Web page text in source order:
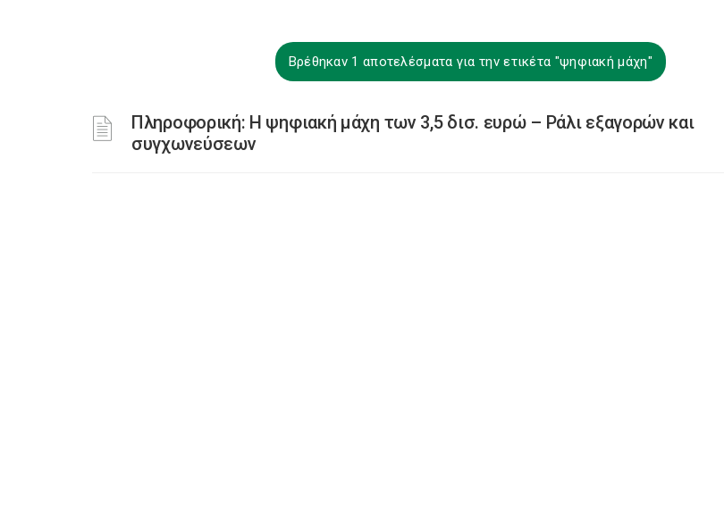
Βρέθηκαν 1 αποτελέσματα για την ετικέτα "ψηφιακή μάχη"
Πληροφορική: Η ψηφιακή μάχη των 3,5 δισ. ευρώ – Ράλι εξαγορών και
συγχωνεύσεων